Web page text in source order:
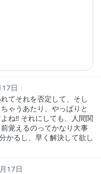
17日
てそれを否定して、そし
ゃうあたり、やっぱりと
ね‼︎ それにしても、人間関
覚えるのってかなり大事
かるし、早く解決して欲し
17日